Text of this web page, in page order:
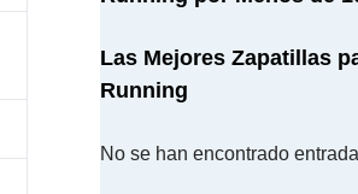
Las Mejores Zapatillas
Running
No se han encontrado